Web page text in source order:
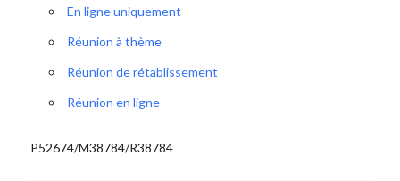
En ligne uniquement
Réunion à thème
Réunion de rétablissement
Réunion en ligne
P52674/M38784/R38784